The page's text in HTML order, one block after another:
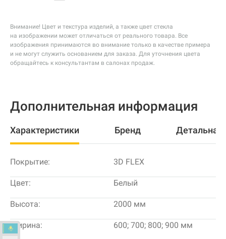
Внимание! Цвет и текстура изделий, а также цвет стекла
на изображении может отличаться от реального товара. Все
изображения принимаются во внимание только в качестве примера
и не могут служить основанием для заказа. Для уточнения цвета
обращайтесь к консультантам в салонах продаж.
Дополнительная информация
Характеристики Бренд
Покрытие: 3D FLEX
Цвет: Белый
Высота: 2000 мм
Ширина: 600; 700; 800; 900 мм